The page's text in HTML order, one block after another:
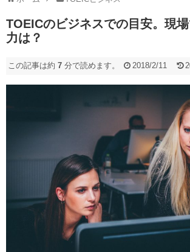
TOEICのビジネスでの目安。現
力は？
この記事は約 7 分で読めます。 2018/2/11